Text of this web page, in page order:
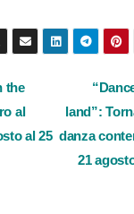
land”:
danza
21
the
al
al 25